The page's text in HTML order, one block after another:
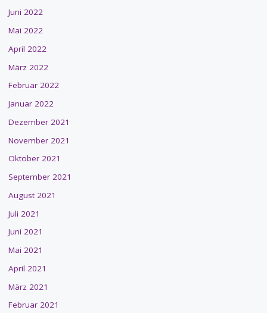
Juni 2022
Mai 2022
April 2022
März 2022
Februar 2022
Januar 2022
Dezember 2021
November 2021
Oktober 2021
September 2021
August 2021
Juli 2021
Juni 2021
Mai 2021
April 2021
März 2021
Februar 2021